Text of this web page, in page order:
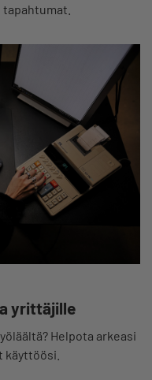
yrittäjille
Helpota arkeasi
käyttöösi.